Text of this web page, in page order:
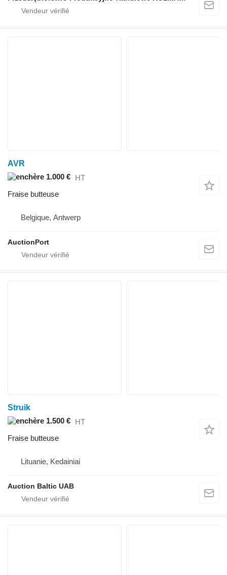
AVR
1.000 € HT
Fraise butteuse
Belgique, Antwerp
AuctionPort
Struik
1.500 € HT
Fraise butteuse
Lituanie, Kedainiai
Auction Baltic UAB